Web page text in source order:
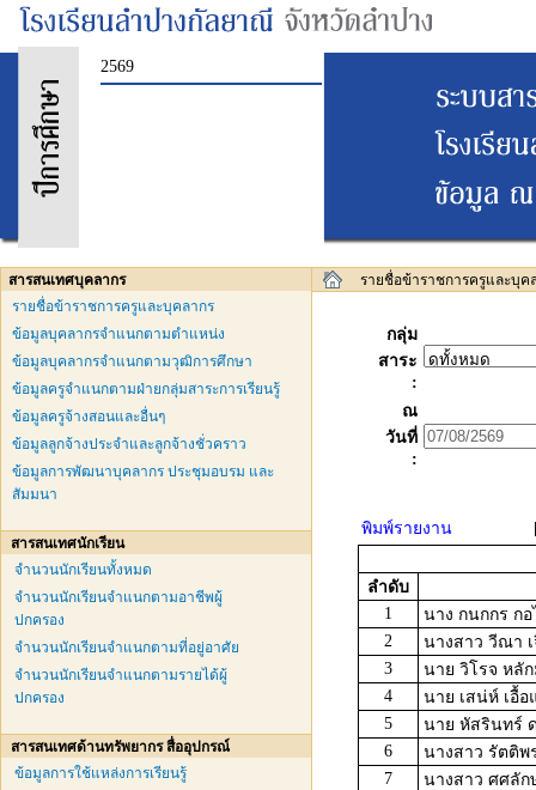
2569
สารสนเทศบุคลากร
รายชื่อข้าราชการครูและบุคลากร
ข้อมูลบุคลากรจำแนกตามตำแหน่ง
ข้อมูลบุคลากรจำแนกตามวุฒิการศึกษา
ข้อมูลครูจำแนกตามฝ่ายกลุ่มสาระการเรียนรู้
ข้อมูลครูจ้างสอนและอื่นๆ
ข้อมูลลูกจ้างประจำและลูกจ้างชั่วคราว
ข้อมูลการพัฒนาบุคลากร ประชุมอบรม และ
สัมมนา
สารสนเทศนักเรียน
จำนวนนักเรียนทั้งหมด
จำนวนนักเรียนจำแนกตามอาชีพผู้
ปกครอง
จำนวนนักเรียนจำแนกตามที่อยู่อาศัย
จำนวนนักเรียนจำแนกตามรายได้ผู้
ปกครอง
สารสนเทศด้านทรัพยากร สื่ออุปกรณ์
ข้อมูลการใช้แหล่งการเรียนรู้
รายชื่อข้าราชการครูและบุค
กลุ่ม
สาระ
:
ณ
วันที่
:
พิมพ์รายงาน
ลำดับ
1
นาง กนกกร กอ
2
นางสาว วีณา
3
นาย วิโรจ หลั
4
นาย เสน่ห์ เอื้อ
5
นาย หัสรินทร์
6
นางสาว รัตติพ
7
นางสาว ศศลั